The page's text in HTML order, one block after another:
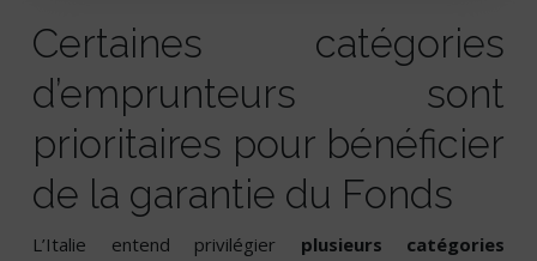
Certaines catégories
d’emprunteurs sont
prioritaires pour bénéficier
de la garantie du Fonds
L’Italie entend privilégier plusieurs catégories